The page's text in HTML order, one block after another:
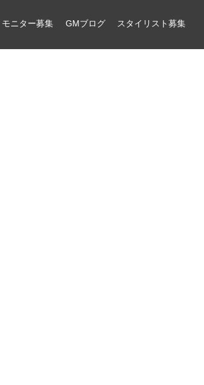
モニター募集 GMブログ スタイリスト募集